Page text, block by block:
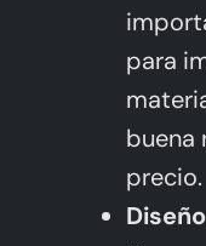
para
buena
precio.